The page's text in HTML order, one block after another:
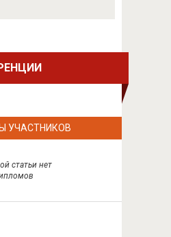
УЧАСТНИКОВ
статьи нет